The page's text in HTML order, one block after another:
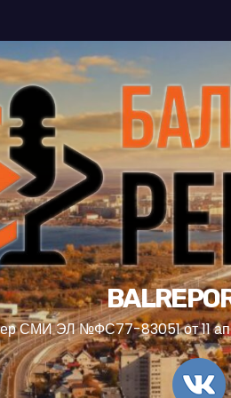
СМИ ЭЛ №ФС77-83051 от 11